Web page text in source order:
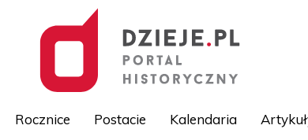
Rocznice Postacie Kalendaria